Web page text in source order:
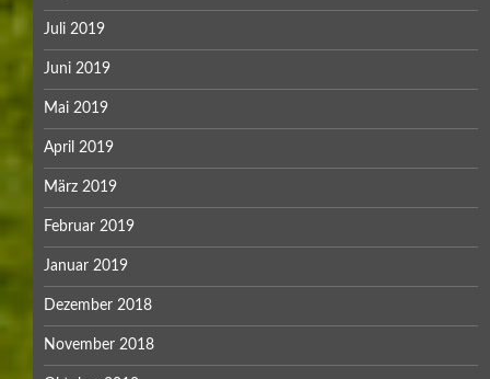
Juli 2019
Juni 2019
Mai 2019
April 2019
März 2019
Februar 2019
Januar 2019
Dezember 2018
November 2018